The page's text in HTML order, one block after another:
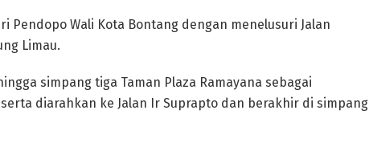
Pendopo Wali Kota Bontang dengan menelusuri Jalan
Limau.
simpang tiga Taman Plaza Ramayana sebagai
diarahkan ke Jalan Ir Suprapto dan berakhir di simpang